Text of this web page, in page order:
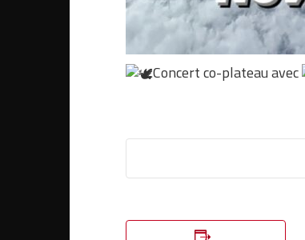
Concert co-plateau avec